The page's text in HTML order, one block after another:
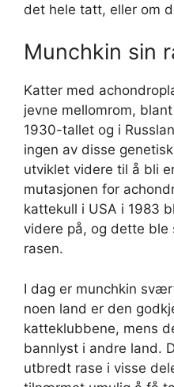
det hele tatt, eller om
Munchkin sin
Katter med
jevne mellomrom,
1930-tallet og i
ingen av disse
utviklet videre til å bli
mutasjonen for
kattekull i USA i 1983
videre på, og dette
rasen.
I dag er munchkin
noen land er den
katteklubbene, mens
bannlyst i andre land.
utbredt rase i visse